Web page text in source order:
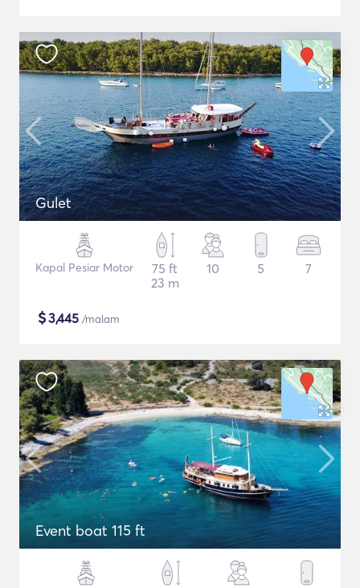
Gulet
Kapal Pesiar Motor
75 ft
23 m
10 5 7
$3,445 /malam
Event boat 115 ft